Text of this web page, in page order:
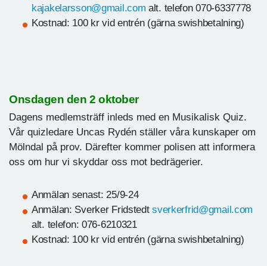
kajakelarsson@gmail.com alt. telefon 070-6337778
Kostnad: 100 kr vid entrén (gärna swishbetalning)
Onsdagen den 2 oktober
Dagens medlemsträff inleds med en Musikalisk Quiz.
Vår quizledare Uncas Rydén ställer våra kunskaper om
Mölndal på prov. Därefter kommer polisen att informera
oss om hur vi skyddar oss mot bedrägerier.
Anmälan senast: 25/9-24
Anmälan: Sverker Fridstedtsverkerfrid@gmail.com
alt. telefon: 076-6210321
Kostnad: 100 kr vid entrén (gärna swishbetalning)